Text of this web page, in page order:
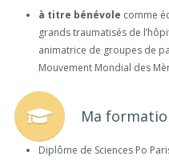
à titre bénévole comme
grands traumatisés de
animatrice de groupes de
Mouvement Mondial des
Ma
Diplôme de Sciences Po